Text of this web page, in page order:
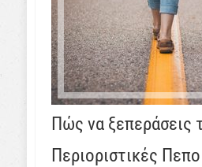
Πώς να ξεπεράσεις
Περιοριστικές